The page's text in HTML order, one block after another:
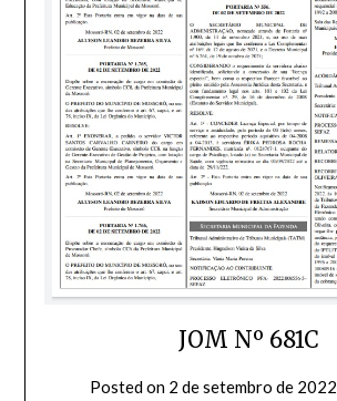
JOM Nº 681C
Posted on 2 de setembro de 2022